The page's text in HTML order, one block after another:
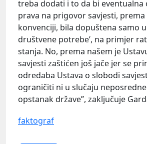
treba dodati i to da bi eventualna
prava na prigovor savjesti,
konvenciji, bila dopuštena samo
društvene potrebe’, na primjer
stanja. No, prema našem je
savjesti zaštićen još jače jer se
odredaba Ustava o slobodi
ograničiti ni u slučaju
opstanak države”, zaključuje
faktograf